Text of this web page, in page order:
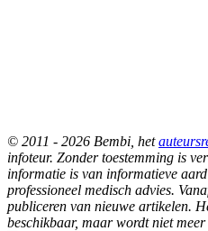
© 2011 - 2026 Bembi, het
infoteur. Zonder toestemming is
informatie is van informatieve
professioneel medisch advies.
publiceren van nieuwe artikelen.
beschikbaar, maar wordt niet meer